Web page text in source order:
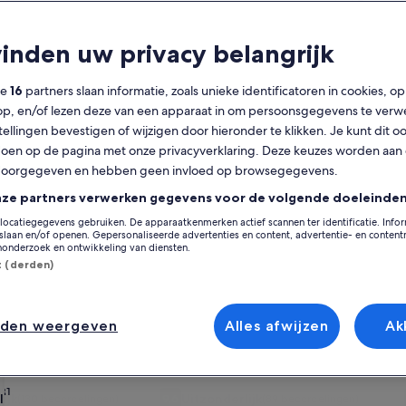
De
maanden
zijn
August
2026
en
September
MaMaandag
DiDinsdag
Wo Woensdag
DoDonderdag
VrVrijdag
Za Zaterdag
ZoZondag
3 4 5 6 7 8 9
11
23
30
31
MaMaandag
Di
7 8 9
21 22 23
28 29
uit 134 huizen, 82 appartementen en diverse andere
huisdier, zoals een zwembad en een wasmachine met droger. Wat
waar roken niet is toegestaan tot opties met
kortingen – Egmond aan Zee
chalet vlakbij schitterende natuur/ steden en strand.
Gezellige bungalow bij het grootste
uw privacy belangrijk
16 partners slaan informatie, zoals unieke identificatoren in cookies,
en/of lezen deze van een apparaat in om persoonsgegevens te
bevestigen of wijzigen door hieronder te klikken. Je kunt dit
op de pagina met onze privacyverklaring. Deze keuzes worden aan
en hebben geen invloed op browsegegevens.
partners verwerken gegevens voor de volgende
gebruiken. De apparaatkenmerken actief scannen ter identificatie.
en/of openen. Gepersonaliseerde advertenties en content, advertentie- en
en ontwikkeling van diensten.
(derden)
weergeven Alles afwijzen